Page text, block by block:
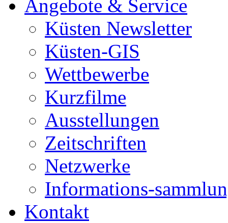
Angebote & Service
Küsten Newsletter
Küsten-GIS
Wettbewerbe
Kurzfilme
Ausstellungen
Zeitschriften
Netzwerke
Informations-
Kontakt